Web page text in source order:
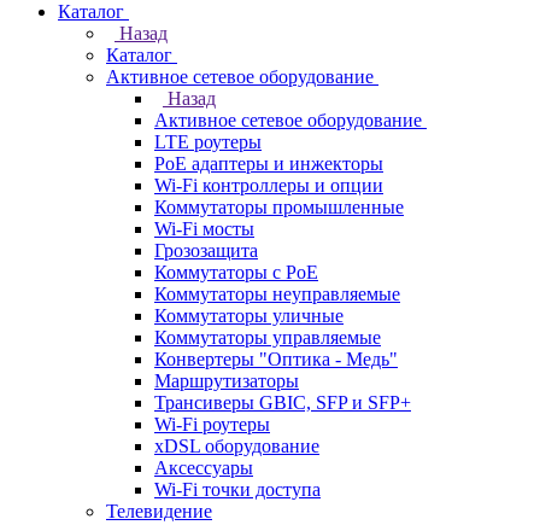
Каталог
Назад
Каталог
Активное сетевое оборудование
Назад
Активное сетевое оборудование
LTE роутеры
PoE адаптеры и инжекторы
Wi-Fi контроллеры и опции
Коммутаторы промышленные
Wi-Fi мосты
Грозозащита
Коммутаторы c PoE
Коммутаторы неуправляемые
Коммутаторы уличные
Коммутаторы управляемые
Конвертеры "Оптика - Медь"
Маршрутизаторы
Трансиверы GBIC, SFP и SFP+
Wi-Fi роутеры
xDSL оборудование
Аксессуары
Wi-Fi точки доступа
Телевидение